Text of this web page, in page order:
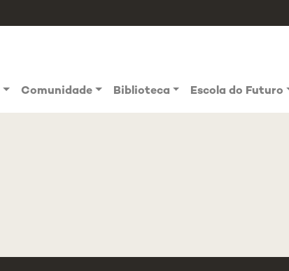
Comunidade Biblioteca Escola do Futuro